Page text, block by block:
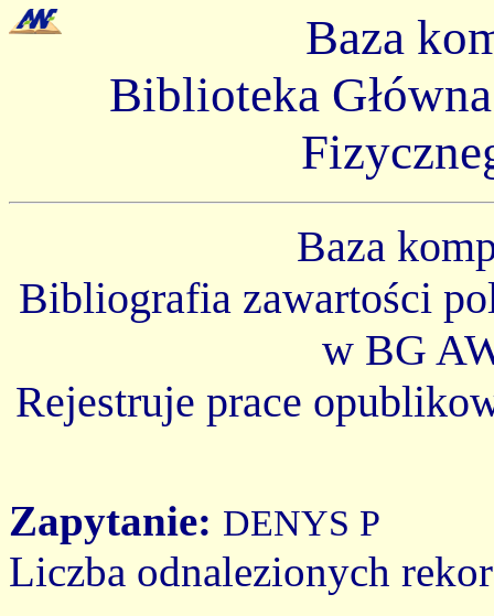
Baza
Biblioteka
Baza
Bibliografia zawartości
w BG
Rejestruje prace
Zapytanie: DENYS P
Liczba odnalezionych